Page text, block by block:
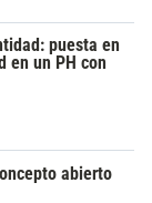
puesta en
en un PH con
abierto